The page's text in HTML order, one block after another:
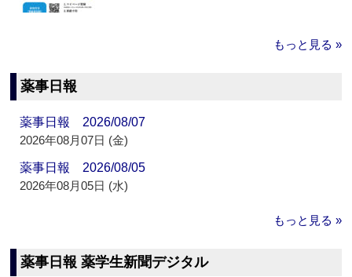
もっと見る »
薬事日報
薬事日報 2026/08/07
2026年08月07日 (金)
薬事日報 2026/08/05
2026年08月05日 (水)
もっと見る »
薬事日報 薬学生新聞デジタル